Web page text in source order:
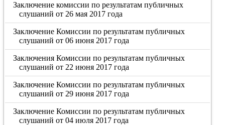
Заключение комиссии по результатам публичных
слушаний от 26 мая 2017 года
Заключение Комиссии по результатам публичных
слушаний от 06 июня 2017 года
Заключения Комиссии по результатам публичных
слушаний от 22 июня 2017 года
Заключение Комиссии по результатам публичных
слушаний от 29 июня 2017 года
Заключение Комиссии по результатам публичных
слушаний от 04 июля 2017 года